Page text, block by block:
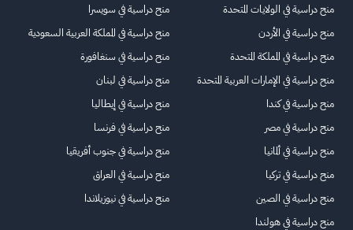
منح دراسية في الولايات المتحدة
منح دراسية في الأردن
منح دراسية في المملكة المتحدة
منح دراسية في الإمارات العربية المتحدة
منح دراسية في كندا
منح دراسية في مصر
منح دراسية في ألمانيا
منح دراسية في تركيا
منح دراسية في الصين
منح دراسية في هولندا
منح دراسية في سويسرا
منح دراسية في المملكة العربية السعودية
منح دراسية في سنغافورة
منح دراسية في لبنان
منح دراسية في إيطاليا
منح دراسية في فرنسا
منح دراسية في جنوب أفريقيا
منح دراسية في العراق
منح دراسية في نيوزيلاندا